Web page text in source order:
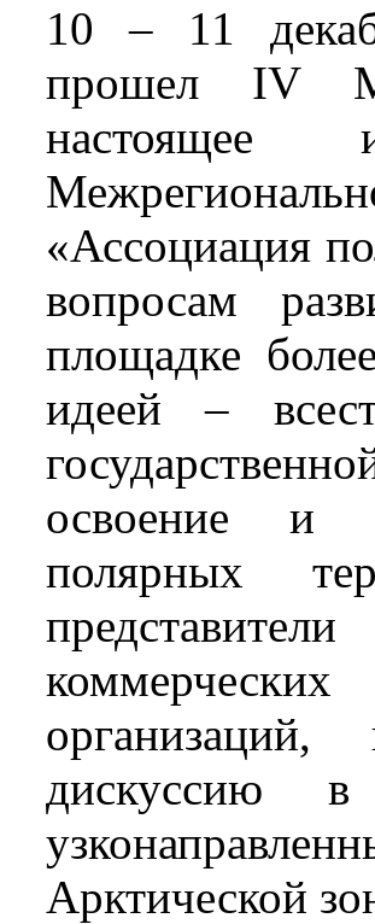
10 – 11
прошел IV
настоящее
«Ассоциация
вопросам
площадке
идеей –
освоение и
полярных
дискуссию
Арктической